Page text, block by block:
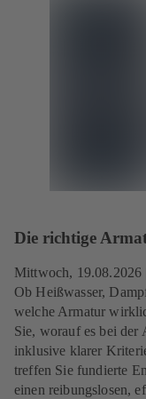
Die richtige
Mittwoch, 19.08.2026
Ob Heißwasser,
welche Armatur
Sie, worauf es bei
inklusive klarer
treffen Sie fundierte
einen reibungslosen,